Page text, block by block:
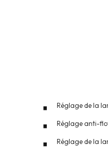
Réglage de la
Réglage anti-
Réglage de la